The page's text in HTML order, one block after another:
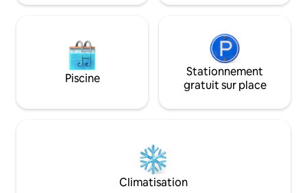
national de Glacier, votre séjour sera
partout à
Piscine
Stationnement
gratuit sur place
Climatisation